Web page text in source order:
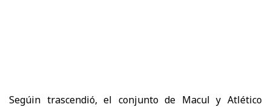
Segúin trascendió, el conjunto de Macul y Atlético